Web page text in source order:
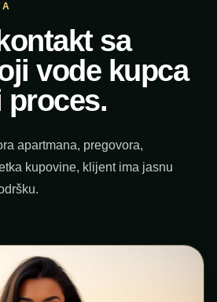
sa
vode kupca
proces.
apartmana, pregovora,
kupovine, klijent ima jasnu